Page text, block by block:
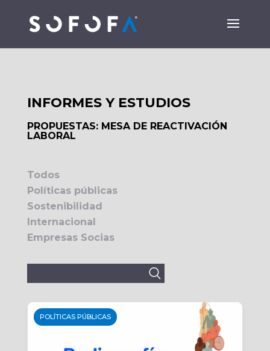
INFORMES Y ESTUDIOS
PROPUESTAS: MESA DE REACTIVACIÓN
LABORAL
Todos
Políticas públicas
Sostenibilidad
Internacional
Empresas Socias
POLÍTICAS PÚBLICAS